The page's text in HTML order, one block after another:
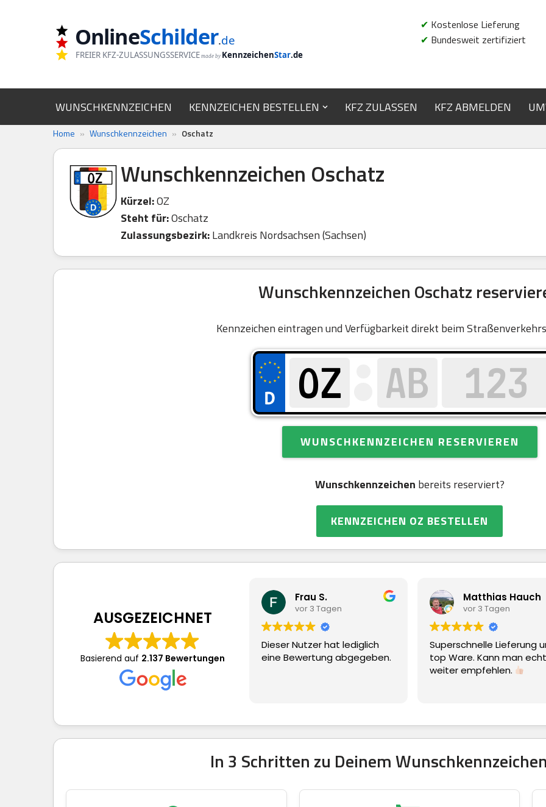
OnlineSchilder.de
FREIER KFZ-ZULASSUNGSSERVICE made by KennzeichenStar.de
✔ Kostenlose Lieferung
✔ Bundesweit zertifiziert
WUNSCHKENNZEICHEN KENNZEICHEN BESTELLEN KFZ ZULASSEN KFZ ABMELDEN
Home » Wunschkennzeichen » Oschatz
Wunschkennzeichen Oschatz
Kürzel:OZ
Steht für:Oschatz
Zulassungsbezirk:Landkreis Nordsachsen (Sachsen)
Wunschkennzeichen Oschatz
Kennzeichen eintragen und Verfügbarkeit direkt beim
WUNSCHKENNZEICHEN RESERVIEREN
Wunschkennzeichen bereits reserviert?
KENNZEICHEN OZ BESTELLEN
AUSGEZEICHNET
Basierend auf 2.137 Bewertungen
Dieser Nutzer hat lediglich
eine Bewertung abgegeben.
Matthias Hauch
vor 3 Tagen
Superschnelle Lieferung und
top Ware. Kann man echt nur
Lutz Kammel
vor 3 Tagen
Einfache Bestellung
In 3 Schritten zu Deinem